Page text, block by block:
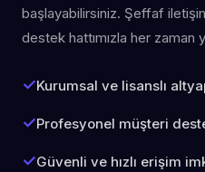
başlayabilirsiniz. Şeffaf
destek hattımızla her zaman
Kurumsal ve lisanslı
Profesyonel müşteri
Güvenli ve hızlı erişim